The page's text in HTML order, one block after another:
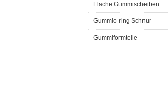
Flache Gummischeiben
Gummio-ring Schnur
Gummiformteile